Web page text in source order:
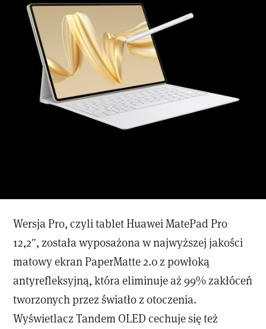
Wersja Pro, czyli tablet Huawei MatePad Pro
12,2″, została wyposażona w najwyższej jakości
matowy ekran PaperMatte 2.0 z powłoką
antyrefleksyjną, która eliminuje aż 99% zakłóceń
tworzonych przez światło z otoczenia.
Wyświetlacz Tandem OLED cechuje się też